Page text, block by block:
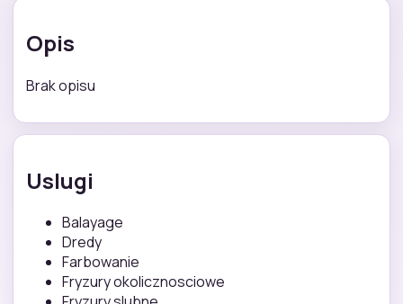
Opis
Brak opisu
Uslugi
Balayage
Dredy
Farbowanie
Fryzury okolicznosciowe